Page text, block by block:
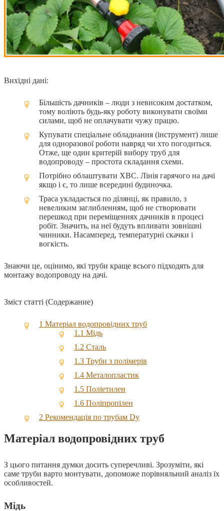
Вихідні дані:
Більшість дачників – люди з невисоким достатком,
тому воліють будь-яку роботу виконувати своїми
силами, щоб не оплачувати чужу працю.
Купувати спеціальне обладнання (інструмент) лише
для одноразової роботи навряд чи хто погодиться.
Отже, ще один критерій вибору труб для
водопроводу – простота складання схеми.
Потрібно облаштувати ХВС. Лінія гарячого на дачі
якщо і є, то лише всередині будиночка.
Траса укладається по ділянці, як правило, з
невеликим заглибленням, щоб не створювати
перешкод при переміщеннях дачників в процесі
робіт. Значить, на неї будуть впливати зовнішні
чинники. Насамперед, температурні скачки і
вогкість.
Знаючи це, оцінимо, які труби краще всього підходять для
монтажу водопроводу на дачі.
Зміст статті (Содержание)
1 Матеріал водопровідних труб
1.1 Мідь
1.2 Сталь
1.3 Труби з полімерів
1.4 Металопластик
1.5 Поліетилен
1.6 Поліпропілен
2 Рекомендація по трубам Dу
Матеріал водопровідних труб
З цього питання думки досить суперечливі. Зрозуміти, які
саме труби варто монтувати, допоможе порівняльний аналіз їх
особливостей.
Мідь